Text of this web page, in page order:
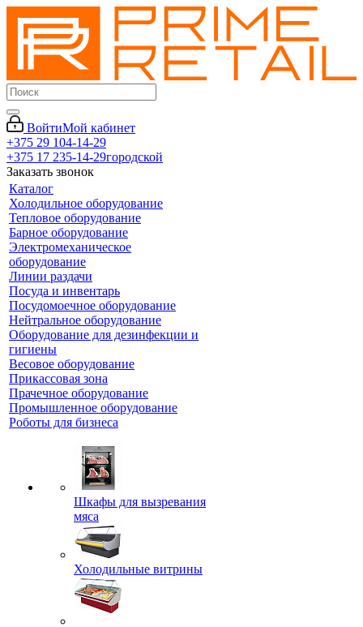
ВойтиМой кабинет
+375 29 104-14-29
+375 17 235-14-29городской
Заказать звонок
Каталог
Холодильное оборудование
Тепловое оборудование
Барное оборудование
Электромеханическое
оборудование
Линии раздачи
Посуда и инвентарь
Посудомоечное оборудование
Нейтральное оборудование
Оборудование для дезинфекции и
гигиены
Весовое оборудование
Прикассовая зона
Прачечное оборудование
Промышленное оборудование
Роботы для бизнеса
Шкафы для вызревания
мяса
Холодильные витрины